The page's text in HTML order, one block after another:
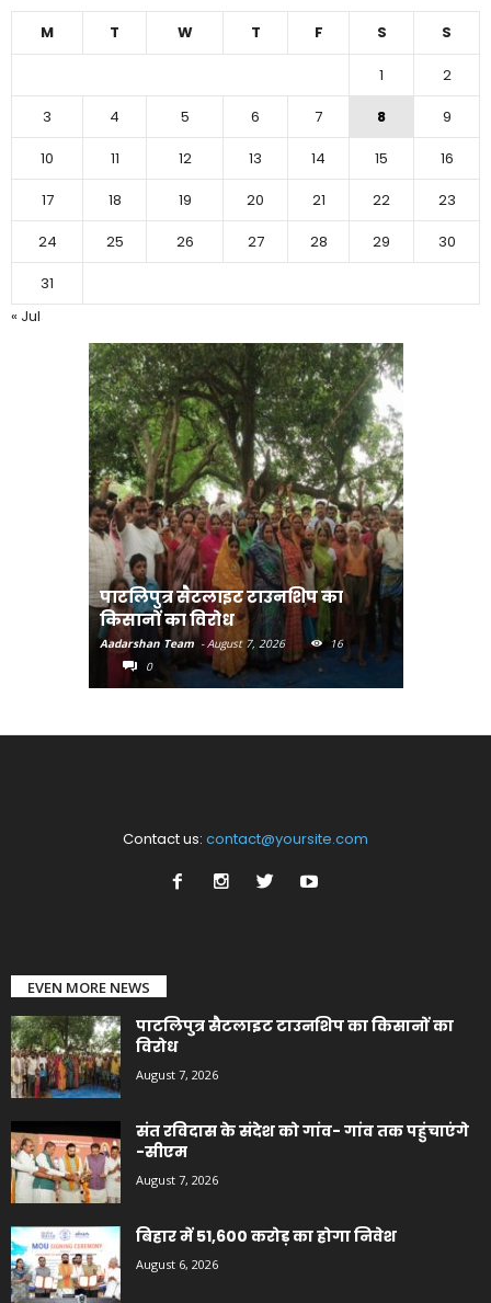
M T W T F S S
1
2
3
4 5 6 7 8
9
10
11 12 13 14 15
16
17
18 19 20 21 22
23
24
25 26 27 28 29
30
31
« Jul
पाटलिपुत्र सैटलाइट टाउनशिप का
किसानों का विरोध
Aadarshan Team - August 7, 2026
16
0
Contact us: contact@yoursite.com
EVEN MORE NEWS
पाटलिपुत्र सैटलाइट टाउनशिप का किसानों का
विरोध
August 7, 2026
संत रविदास के संदेश को गांव- गांव तक पहुंचाएंगे
-सीएम
August 7, 2026
बिहार में 51,600 करोड़ का होगा निवेश
August 6, 2026